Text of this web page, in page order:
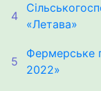
4
«Летава»
5
Фермерське
2022»